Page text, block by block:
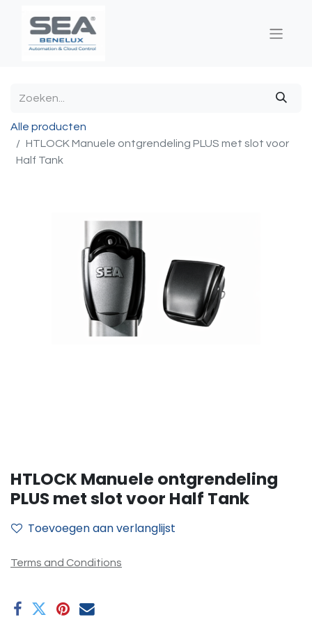
Alle producten
HTLOCK Manuele ontgrendeling PLUS met slot voor
Half Tank
HTLOCK Manuele ontgrendeling
PLUS met slot voor Half Tank
Toevoegen aan verlanglijst
Terms and Conditions